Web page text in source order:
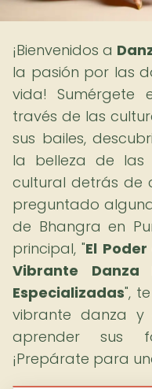
¡Bienvenidos a
la pasión por las
vida! Sumérgete
través de las
sus bailes,
la belleza de las
cultural detrás de
preguntado
de Bhangra en
principal, "El
Vibrante Danza
Especializadas",
vibrante danza y
aprender sus
¡Prepárate para